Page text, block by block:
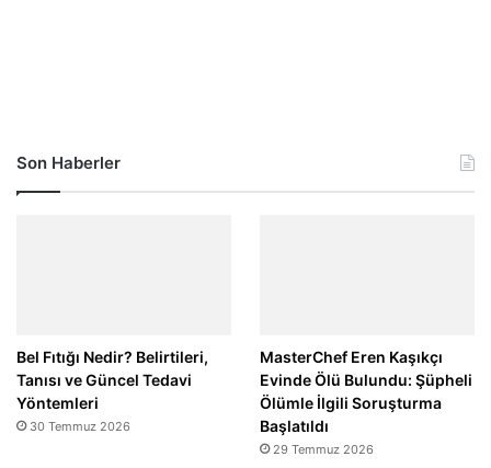
Son Haberler
Bel Fıtığı Nedir? Belirtileri,
Tanısı ve Güncel Tedavi
Yöntemleri
30 Temmuz 2026
MasterChef Eren Kaşıkçı
Evinde Ölü Bulundu: Şüpheli
Ölümle İlgili Soruşturma
Başlatıldı
29 Temmuz 2026